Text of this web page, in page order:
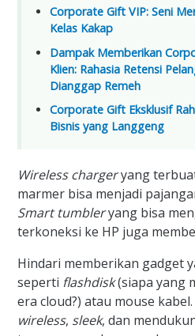
Corporate Gift VIP: Seni
Kelas Kakap
Dampak Memberikan
Klien: Rahasia Retensi
Dianggap Remeh
Corporate Gift Eksklusif
Bisnis yang Langgeng
Wireless chargeryang
marmer bisa menjadi
Smart tumbleryang bisa
terkoneksi ke HP juga
Hindari memberikan gadget
seperti flashdisk(siapa yang
era cloud?) atau mouse
wireless, sleek, dan